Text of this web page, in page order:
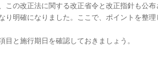
この改正法に関する改正省令と改正指針も公布
り明確になりました。ここで、ポイントを整
目と施行期日を確認しておきましょう。